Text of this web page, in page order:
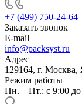
+7 (499) 750-24-64
Заказать звонок
E-mail
info@packsyst.ru
Адрес
129164, г. Москва,
Режим работы
Пн. – Пт.: с 9:00 до